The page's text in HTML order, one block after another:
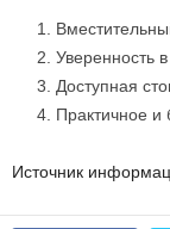
Уверенность
Доступная
Практичное и
Источник